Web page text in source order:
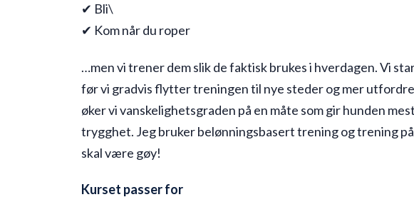
✔ Bli\
✔ Kom når du roper
…men vi trener dem slik de faktisk brukes i hverdagen. Vi
før vi gradvis flytter treningen til nye steder og mer
øker vi vanskelighetsgraden på en måte som gir hunden
trygghet. Jeg bruker belønningsbasert trening og trening
skal være gøy!
Kurset passer for